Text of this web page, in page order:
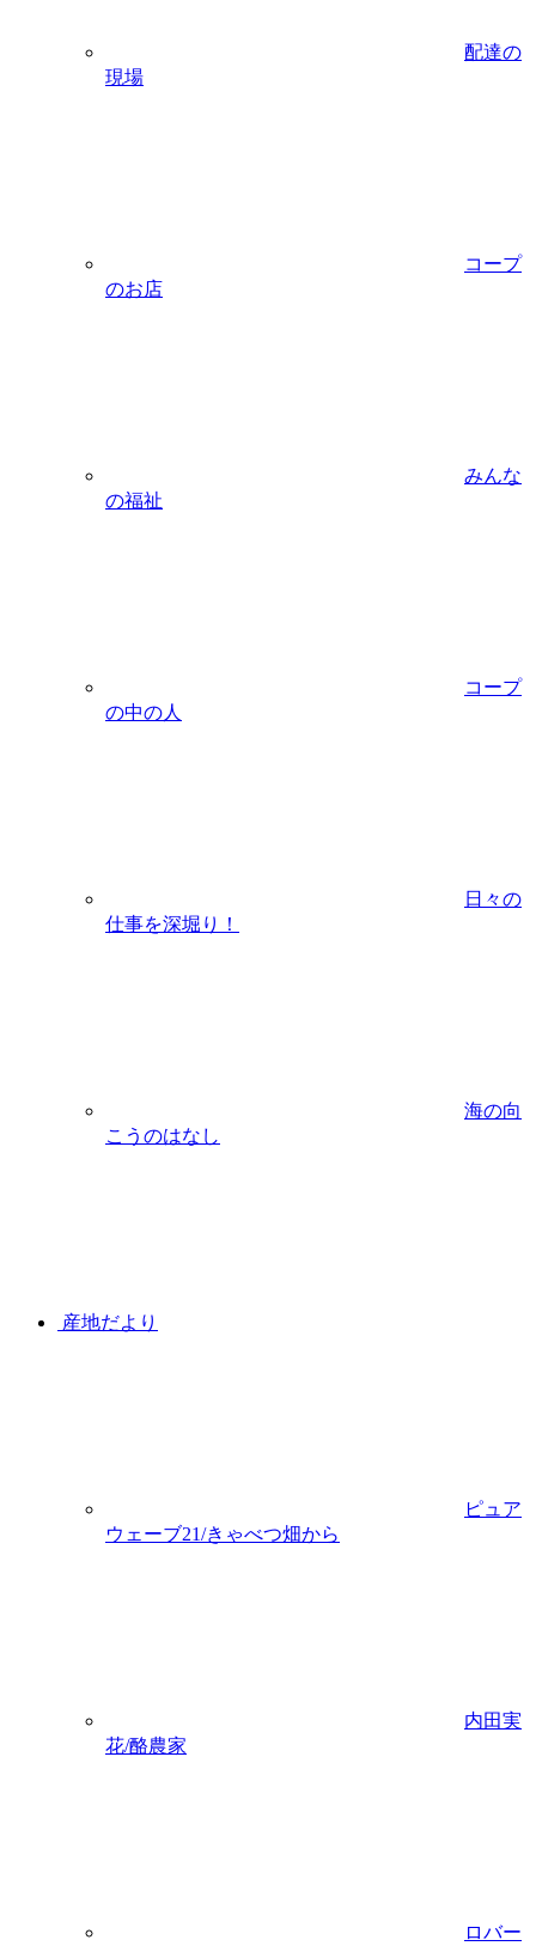
配達の
現場
コープ
のお店
みんな
の福祉
コープ
の中の人
日々の
仕事を深堀り！
海の向
こうのはなし
産地だより
ピュア
ウェーブ21/きゃべつ畑から
内田実
花/酪農家
ロバー